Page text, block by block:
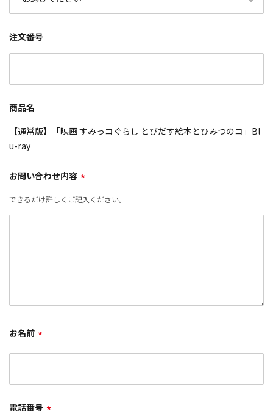
注文番号
商品名
【通常版】「映画 すみっコぐらし とびだす絵本とひみつのコ」Bl
u-ray
お問い合わせ内容 *
できるだけ詳しくご記入ください。
お名前 *
電話番号 *